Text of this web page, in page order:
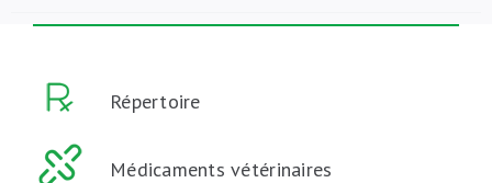
Répertoire
Médicaments vétérinaires